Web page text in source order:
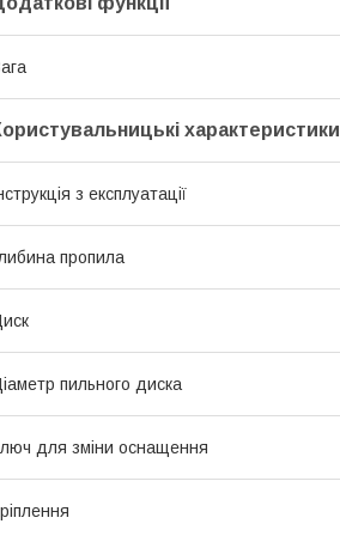
характеристики
з експлуатації
пропила
пильного диска
для зміни оснащення